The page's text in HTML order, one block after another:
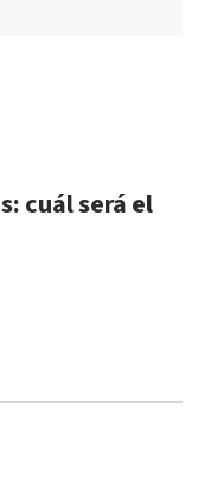
cuál será el